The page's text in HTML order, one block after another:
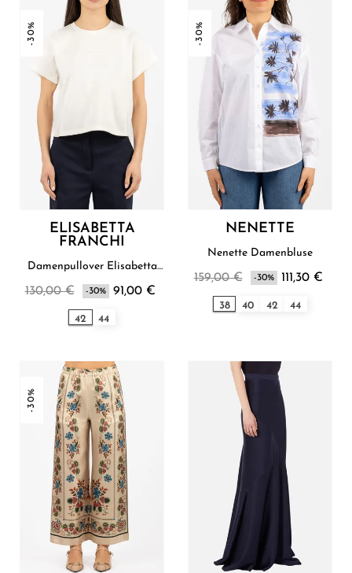
-30%
ELISABETTA
FRANCHI
Damenpullover Elisabetta
130,00 € -30% 91,00 €
42 44
-30%
NENETTE
Nenette Damenbluse
159,00 € -30% 111,30 €
38 40 42 44
-30%